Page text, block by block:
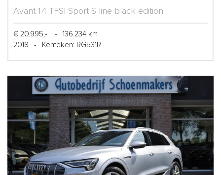
Avant 1.4 TFSI Sport S line black edition
€ 20.995,- -
136.234 km
2018
- Kenteken: RG531R